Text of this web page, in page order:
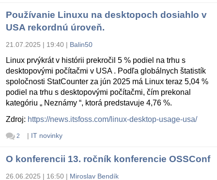
Používanie Linuxu na desktopoch dosiahlo v
USA rekordnú úroveň.
21.07.2025 | 19:40 | Balin50
Linux prvýkrát v histórii prekročil 5 % podiel na trhu s
desktopovými počítačmi v USA . Podľa globálnych štatistík
spoločnosti StatCounter za jún 2025 má Linux teraz 5,04 %
podiel na trhu s desktopovými počítačmi, čím prekonal
kategóriu „ Neznámy “, ktorá predstavuje 4,76 %.
Zdroj: https://news.itsfoss.com/linux-desktop-usage-usa/
2 | IT novinky
O konferencii 13. ročník konferencie OSSConf
26.06.2025 | 16:50 | Miroslav Bendík